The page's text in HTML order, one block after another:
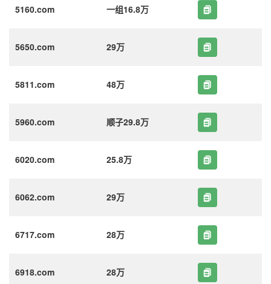
5160.com 一组16.8万
5650.com 29万
5811.com 48万
5960.com 顺子29.8万
6020.com 25.8万
6062.com 29万
6717.com 28万
6918.com 28万